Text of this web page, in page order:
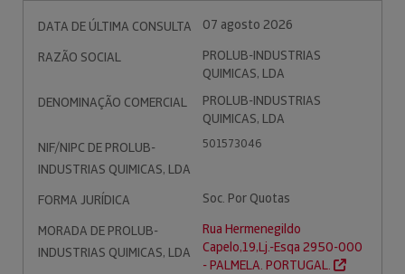
DATA DE ÚLTIMA CONSULTA
07 agosto 2026
RAZÃO SOCIAL
PROLUB-INDUSTRIAS
QUIMICAS, LDA
DENOMINAÇÃO COMERCIAL
PROLUB-INDUSTRIAS
QUIMICAS, LDA
NIF/NIPC DE PROLUB-
INDUSTRIAS QUIMICAS, LDA
501573046
FORMA JURÍDICA
Soc. Por Quotas
MORADA DE PROLUB-
INDUSTRIAS QUIMICAS, LDA
Rua Hermenegildo
Capelo,19,Lj.-Esqa 2950-000
- PALMELA. PORTUGAL.